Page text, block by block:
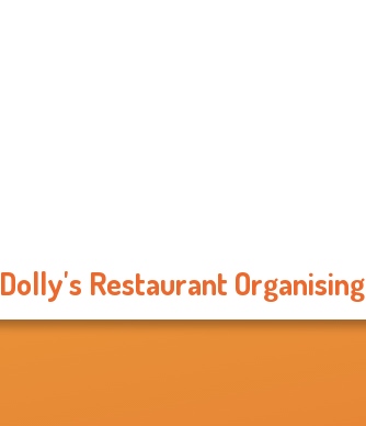
Dolly's Restaurant Organising